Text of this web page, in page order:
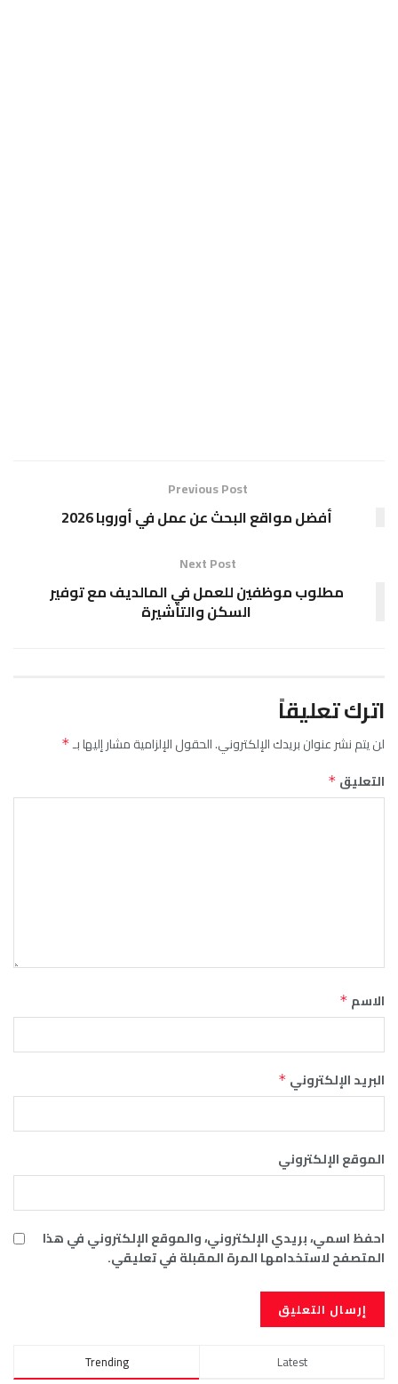
Previous Post
أفضل مواقع البحث عن عمل في أوروبا 2026
Next Post
مطلوب موظفين للعمل في المالديف مع توفير
السكن والتأشيرة
اترك تعليقاً
لن يتم نشر عنوان بريدك الإلكتروني.الحقول الإلزامية مشار إليها بـ*
التعليق *
الاسم *
البريد الإلكتروني *
الموقع الإلكتروني
احفظ اسمي، بريدي الإلكتروني، والموقع الإلكتروني في هذا
المتصفح لاستخدامها المرة المقبلة في تعليقي.
Trending Latest